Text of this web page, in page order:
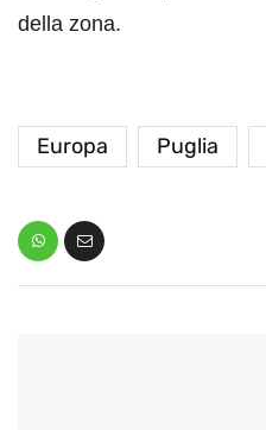
della zona.
Europa Puglia